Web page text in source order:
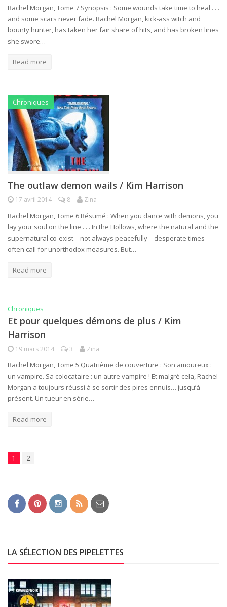
Rachel Morgan, Tome 7 Synopsis : Some wounds take time to heal . . .
and some scars never fade. Rachel Morgan, kick-ass witch and
bounty hunter, has taken her fair share of hits, and has broken lines
she swore…
Read more
Chroniques
The outlaw demon wails / Kim Harrison
17 avril 2014 8 Zina
Rachel Morgan, Tome 6 Résumé : When you dance with demons, you
lay your soul on the line . . . In the Hollows, where the natural and the
supernatural co-exist—not always peacefully—desperate times
often call for unorthodox measures. But…
Read more
Chroniques
Et pour quelques démons de plus / Kim
Harrison
19 mars 2014 3 Zina
Rachel Morgan, Tome 5 Quatrième de couverture : Son amoureux :
un vampire. Sa colocataire : un autre vampire ! Et malgré cela, Rachel
Morgan a toujours réussi à se sortir des pires ennuis… jusqu’à
présent. Un tueur en série…
Read more
1 2
LA SÉLECTION DES PIPELETTES